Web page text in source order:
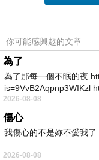
學快 4 個月
終於在今天結業式 (
你可能感興趣的文章
為了
為了那每一個不眠的夜
is=9VvB2Aqpnp3WIKzl
2026-08-08
傷心
我傷心的不是妳不愛我了
2026-08-08